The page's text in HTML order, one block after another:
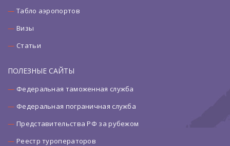
Табло аэропортов
Визы
Статьи
ПОЛЕЗНЫЕ САЙТЫ
Федеральная таможенная служба
Федеральная пограничная служба
Представительства РФ за рубежом
Реестр туроператоров